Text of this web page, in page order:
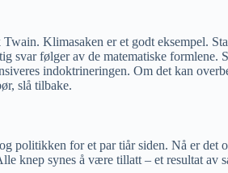
Klimasaken er et godt eksempel.
svar følger av de matematiske
indoktrineringen. Om det kan
slå tilbake.
politikken for et par tiår siden. Nå er
knep synes å være tillatt – et resultat